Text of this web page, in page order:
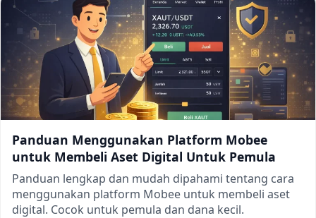
Panduan Menggunakan Platform Mobee
untuk Membeli Aset Digital Untuk Pemula
Panduan lengkap dan mudah dipahami tentang cara
menggunakan platform Mobee untuk membeli aset
digital. Cocok untuk pemula dan dana kecil.